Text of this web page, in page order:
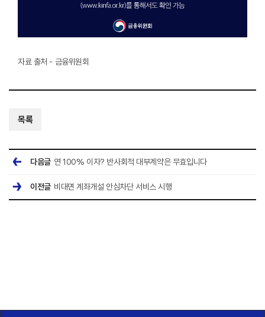
자료 출처 - 금융위원회
목록
다음글 연 100% 이자? 반사회적 대부계약은 무효입니다
이전글 비대면 계좌개설 안심차단 서비스 시행